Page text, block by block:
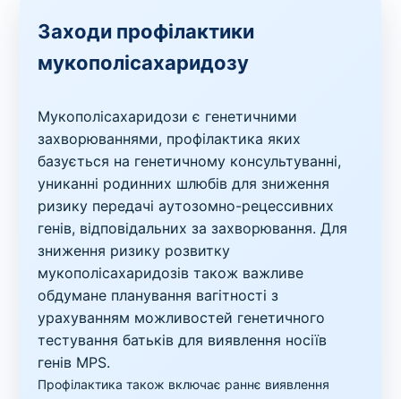
Заходи профілактики
мукополісахаридозу
Мукополісахаридози є генетичними
захворюваннями, профілактика яких
базується на генетичному консультуванні,
униканні родинних шлюбів для зниження
ризику передачі аутозомно-рецессивних
генів, відповідальних за захворювання. Для
зниження ризику розвитку
мукополісахаридозів також важливе
обдумане планування вагітності з
урахуванням можливостей генетичного
тестування батьків для виявлення носіїв
генів MPS.
Профілактика також включає раннє виявлення